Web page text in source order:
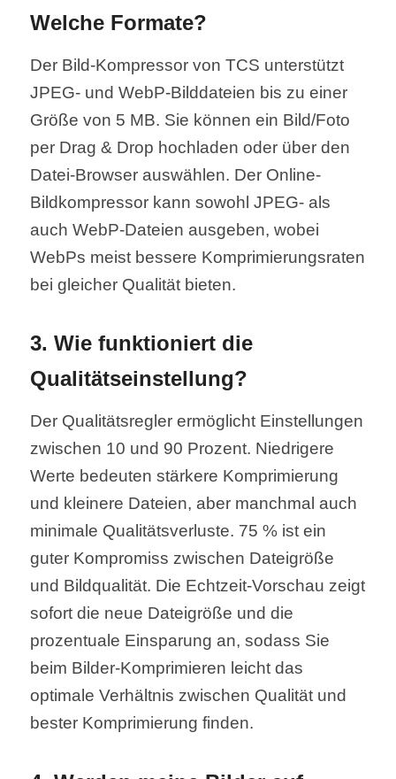
Welche Formate?
Der Bild-Kompressor von TCS unterstützt
JPEG- und WebP-Bilddateien bis zu einer
Größe von 5 MB. Sie können ein Bild/Foto
per Drag & Drop hochladen oder über den
Datei-Browser auswählen. Der Online-
Bildkompressor kann sowohl JPEG- als
auch WebP-Dateien ausgeben, wobei
WebPs meist bessere Komprimierungsraten
bei gleicher Qualität bieten.
3. Wie funktioniert die
Qualitätseinstellung?
Der Qualitätsregler ermöglicht Einstellungen
zwischen 10 und 90 Prozent. Niedrigere
Werte bedeuten stärkere Komprimierung
und kleinere Dateien, aber manchmal auch
minimale Qualitätsverluste. 75 % ist ein
guter Kompromiss zwischen Dateigröße
und Bildqualität. Die Echtzeit-Vorschau zeigt
sofort die neue Dateigröße und die
prozentuale Einsparung an, sodass Sie
beim Bilder-Komprimieren leicht das
optimale Verhältnis zwischen Qualität und
bester Komprimierung finden.